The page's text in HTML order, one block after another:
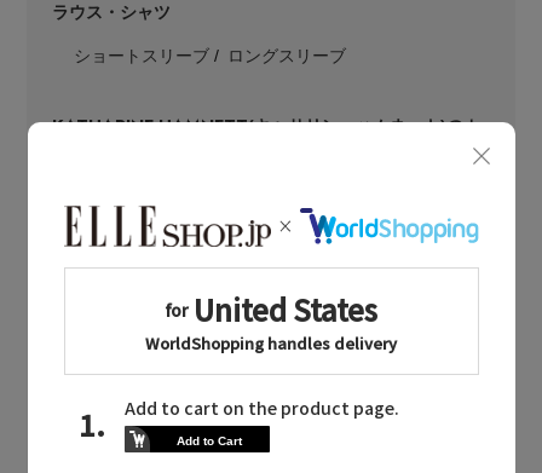
ラウス・シャツ
ショートスリーブ ロングスリーブ
KATHARINE HAMNETT(キャサリン・ハムネット)のカ
パーカー・スウェット
KATHARINE HAMNETT(キャサリン・ハムネット)のパ
フルレングスパンツ ショートパンツ
デニムパンツ カーゴパンツ